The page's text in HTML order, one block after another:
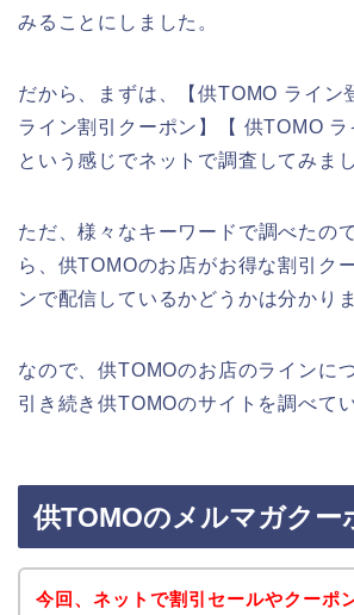
みることにしました。
だから、まずは、【供TOMO ライン
ライン割引クーポン】【 供TOMO ラ
という感じでネットで調査してみまし
ただ、様々なキーワードで調べたの
ら、供TOMOのお店がお得な割引ク
ンで配信しているかどうかは分かり
なので、供TOMOのお店のラインに
引き続き供TOMOのサイトを調べて
供TOMOのメルマガクー
今回、ネットで割引セールやクーポ